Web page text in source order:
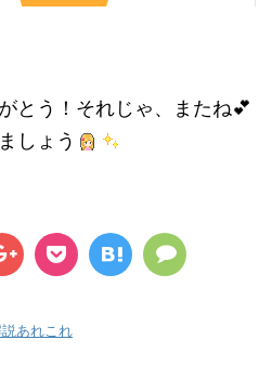
とう！それじゃ、またね💕
しょう
あれこれ